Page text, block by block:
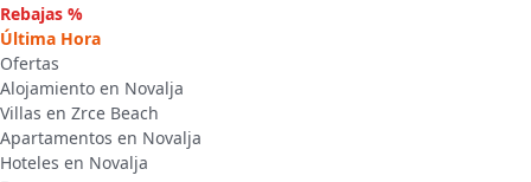
Rebajas %
Última Hora
Ofertas
Alojamiento en Novalja
Villas en Zrce Beach
Apartamentos en Novalja
Hoteles en Novalja